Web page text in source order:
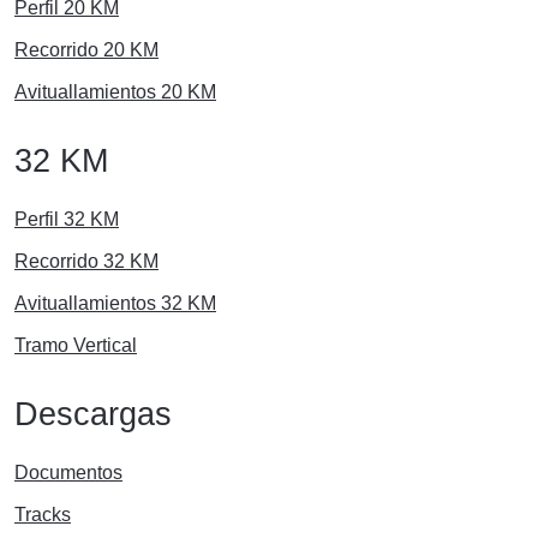
Perfil 20 KM
Recorrido 20 KM
Avituallamientos 20 KM
32 KM
Perfil 32 KM
Recorrido 32 KM
Avituallamientos 32 KM
Tramo Vertical
Descargas
Documentos
Tracks